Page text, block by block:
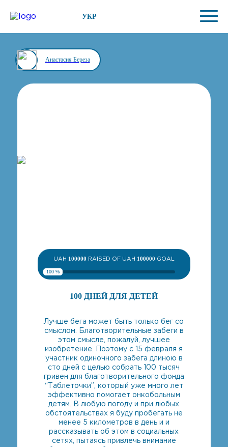
УКР
Анастасия Береза
UAH 100000 RAISED OF UAH 100000 GOAL
100 %
100 ДНЕЙ ДЛЯ ДЕТЕЙ
Лучше бега может быть только бег со
смыслом. Благотворительные забеги в
этом смысле, пожалуй, лучшее
изобретение. Поэтому с 15 февраля я
участник одиночного забега длиною в
сто дней с целью собрать 100 тысяч
гривен для благотворительного фонда
“Таблеточки”, который уже много лет
эффективно помогает онкобольным
детям. В любую погоду и при любых
обстоятельствах я буду пробегать не
менее 5 километров в день и и
рассказывать об этом в социальных
сетях, пытаясь привлечь внимание